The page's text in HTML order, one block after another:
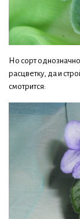
Но сорт
расцветку, да и
смотрится: